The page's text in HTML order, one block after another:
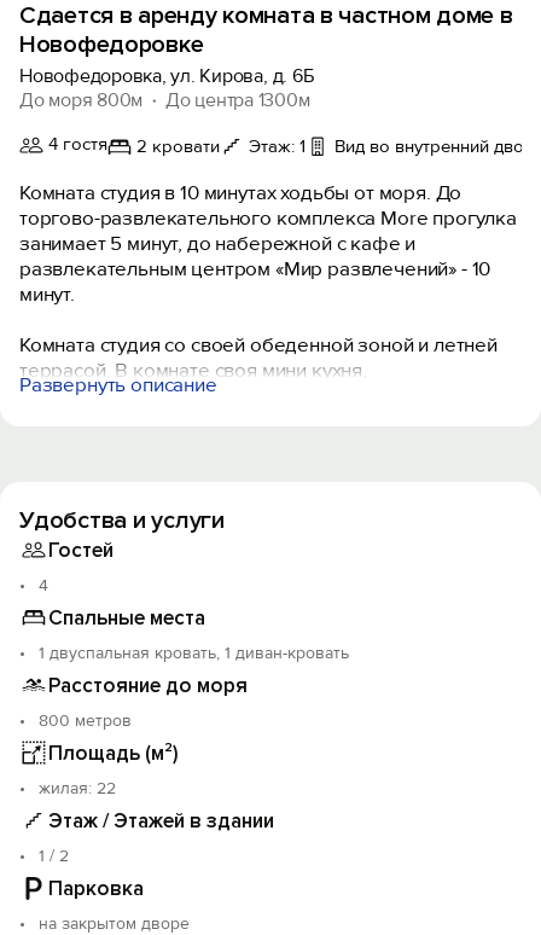
Сдается в аренду комната в частном доме в
Новофедоровке
Новофедоровка, ул. Кирова, д. 6Б
До моря 800м
До центра 1300м
4 гостя 2 кровати Этаж: 1 Вид во внутренний двор
Комната студия в 10 минутах ходьбы от моря. До
торгово-развлекательного комплекса More прогулка
занимает 5 минут, до набережной с кафе и
развлекательным центром «Мир развлечений» - 10
минут.
Комната студия со своей обеденной зоной и летней
террасой. В комнате своя мини кухня,
микроволновка, плитка, телевизор, душ, туалет.
Развернуть описание
Удобства и услуги
Гостей
4
Спальные места
1 двуспальная кровать, 1 диван-кровать
Расстояние до моря
800 метров
Площадь (м²)
жилая: 22
Этаж / Этажей в здании
1 / 2
Парковка
на закрытом дворе